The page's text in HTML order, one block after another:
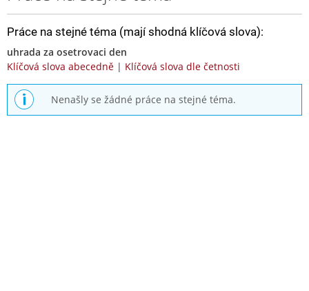
Práce na stejné téma (mají shodná klíčová slova):
uhrada za osetrovaci den
Klíčová slova abecedně | Klíčová slova dle četnosti
Nenašly se žádné práce na stejné téma.